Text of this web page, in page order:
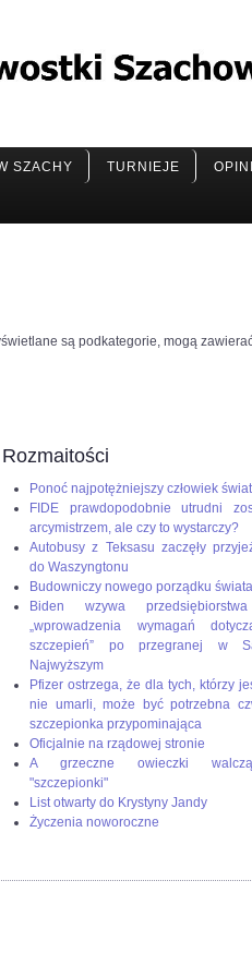
SZACHY TURNIEJE
są podkategorie, mogą zawierać
Rozmaitości
Ponoć najpotężniejszy człowiek
FIDE prawdopodobnie utrudni
arcymistrzem, ale czy to wystarczy?
Autobusy z Teksasu zaczęły
do Waszyngtonu
Budowniczy nowego porządku świata
Biden wzywa
„wprowadzenia wymagań
szczepień” po przegranej w
Najwyższym
Pfizer ostrzega, że dla tych, którzy
nie umarli, może być potrzebna
szczepionka przypominająca
Oficjalnie na rządowej stronie
A grzeczne owieczki
"szczepionki"
List otwarty do Krystyny Jandy
Życzenia noworoczne